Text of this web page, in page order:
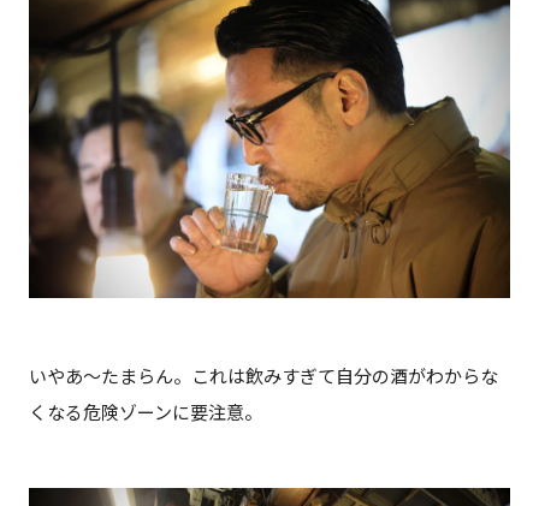
いやあ～たまらん。これは飲みすぎて自分の酒がわからな
くなる危険ゾーンに要注意。